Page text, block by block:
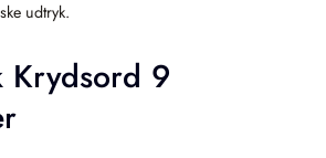
udtryk.
Krydsord 9